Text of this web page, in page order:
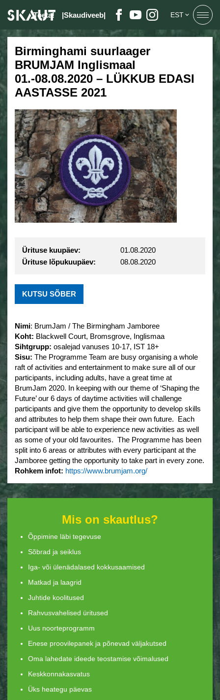
Toeta! |Skaudiveeb| EST
Mis on skautlus?
Õppimine läbi tegevuse
Sõbrad ja seiklus
Iga- või ülenädalased kokkusaamised
Matkad ja laagrid
Juhtide koolitused
Rahvusvahelised üritused
Uus noorteprogramm
Enese proovilepanek ja põnevad väljakutsed
Oma lahedate ideede teostamise võimalused
Keskkonnakasvatus
Üks heategu päevas
Birminghami suurlaager
BRUMJAM Inglismaal
01.-08.08.2020 – LÜKKUB EDASI
AASTASSE 2021
Ürituse kuupäev:
01.08.2020
Ürituse lõpukuupäev:
08.08.2020
KUTSU SÕBER
Nimi: BrumJam / The Birmingham Jamboree
Koht: Blackwell Court, Bromsgrove, Inglismaa
Sihtgrupp: osalejad vanuses 10-17, IST 18+
Sisu: The Programme Team are busy organising a whole
raft of activities and entertainment to make sure all of our
participants, including adults, have a great time at
BrumJam 2020. In keeping with our theme of ‘Shaping the
Future’ our 6 days of daytime activities will challenge
participants and give them the opportunity to develop skills
and attributes to help them shape their own future. Each
participant will be able to experience new activities as well
as some of your old favourites. The Programme has been
split into 6 areas or attributes with every participant at the
Jamboree getting the opportunity to take part in every zone.
Rohkem infot: https://www.brumjam.org/